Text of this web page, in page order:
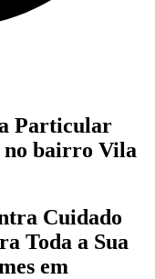
Particular
no bairro Vila
Cuidado
Toda a Sua
em